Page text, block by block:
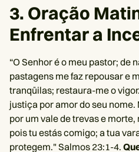
3. Oração
Enfrentar a
“O Senhor é o meu pastor; de
pastagens me faz repousar e
tranqüilas; restaura-me o
justiça por amor do seu
por um vale de trevas e
pois tu estás comigo; a tua
protegem." Salmos 23:1-4.